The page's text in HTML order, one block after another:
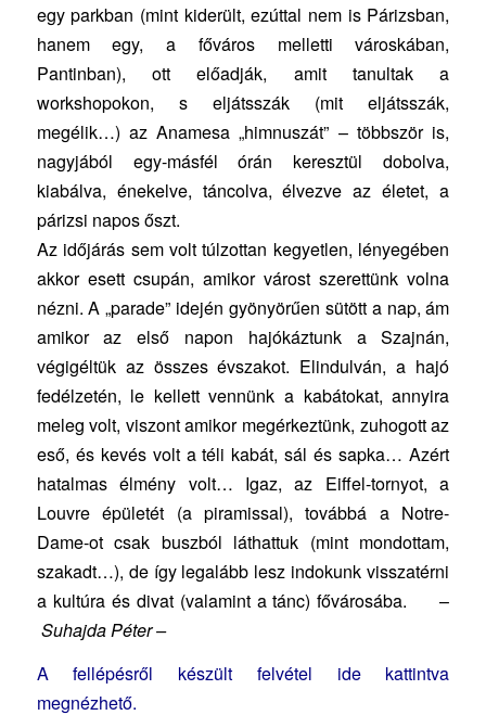
egy parkban (mint kiderült, ezúttal nem is Párizsban,
hanem egy, a főváros melletti városkában,
Pantinban), ott előadják, amit tanultak a
workshopokon, s eljátsszák (mit eljátsszák,
megélik…) az Anamesa „himnuszát” – többször is,
nagyjából egy-másfél órán keresztül dobolva,
kiabálva, énekelve, táncolva, élvezve az életet, a
párizsi napos őszt.
Az időjárás sem volt túlzottan kegyetlen, lényegében
akkor esett csupán, amikor várost szerettünk volna
nézni. A „parade” idején gyönyörűen sütött a nap, ám
amikor az első napon hajókáztunk a Szajnán,
végigéltük az összes évszakot. Elindulván, a hajó
fedélzetén, le kellett vennünk a kabátokat, annyira
meleg volt, viszont amikor megérkeztünk, zuhogott az
eső, és kevés volt a téli kabát, sál és sapka… Azért
hatalmas élmény volt… Igaz, az Eiffel-tornyot, a
Louvre épületét (a piramissal), továbbá a Notre-
Dame-ot csak buszból láthattuk (mint mondottam,
szakadt…), de így legalább lesz indokunk visszatérni
a kultúra és divat (valamint a tánc) fővárosába. –
Suhajda Péter –
A fellépésről készült felvétel ide kattintva
megnézhető.